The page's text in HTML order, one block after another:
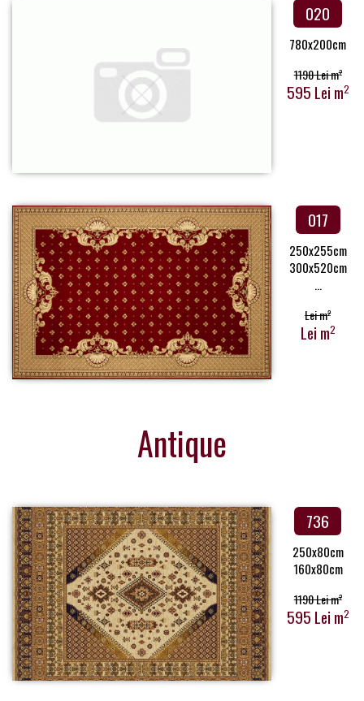
020
780x200cm
1190 Lei m2
595 Lei m2
017
250x255cm
300x520cm
...
Lei m2
Lei m2
Antique
736
250x80cm
160x80cm
1190 Lei m2
595 Lei m2